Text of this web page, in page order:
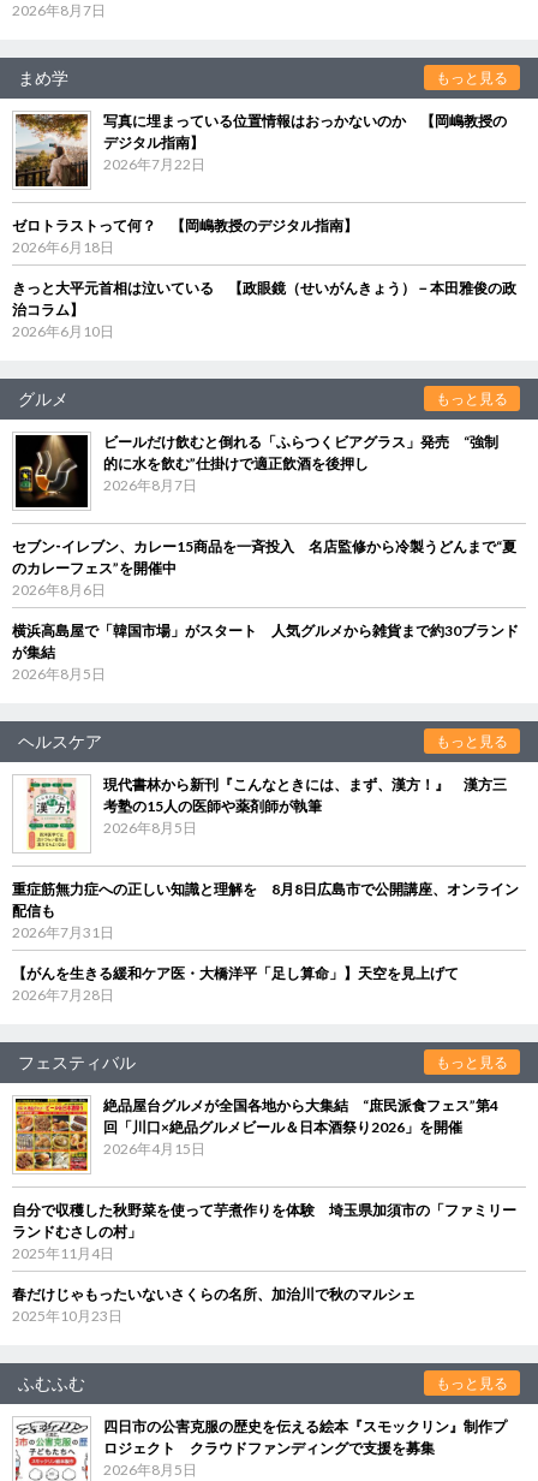
2026年8月7日
まめ学 もっと見る
写真に埋まっている位置情報はおっかないのか 【岡嶋教授の
デジタル指南】
2026年7月22日
ゼロトラストって何？ 【岡嶋教授のデジタル指南】
2026年6月18日
きっと大平元首相は泣いている 【政眼鏡（せいがんきょう）－本田雅俊の政
治コラム】
2026年6月10日
グルメ もっと見る
ビールだけ飲むと倒れる「ふらつくビアグラス」発売 “強制
的に水を飲む”仕掛けで適正飲酒を後押し
2026年8月7日
セブン‐イレブン、カレー15商品を一斉投入 名店監修から冷製うどんまで“夏
のカレーフェス”を開催中
2026年8月6日
横浜高島屋で「韓国市場」がスタート 人気グルメから雑貨まで約30ブランド
が集結
2026年8月5日
ヘルスケア もっと見る
現代書林から新刊『こんなときには、まず、漢方！』 漢方三
考塾の15人の医師や薬剤師が執筆
2026年8月5日
重症筋無力症への正しい知識と理解を 8月8日広島市で公開講座、オンライン
配信も
2026年7月31日
【がんを生きる緩和ケア医・大橋洋平「足し算命」】天空を見上げて
2026年7月28日
フェスティバル もっと見る
絶品屋台グルメが全国各地から大集結 “庶民派食フェス”第4
回「川口×絶品グルメビール＆日本酒祭り2026」を開催
2026年4月15日
自分で収穫した秋野菜を使って芋煮作りを体験 埼玉県加須市の「ファミリー
ランドむさしの村」
2025年11月4日
春だけじゃもったいないさくらの名所、加治川で秋のマルシェ
2025年10月23日
ふむふむ もっと見る
四日市の公害克服の歴史を伝える絵本『スモックリン』制作プ
ロジェクト クラウドファンディングで支援を募集
2026年8月5日